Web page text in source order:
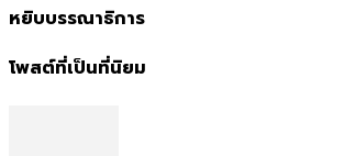
หยิบบรรณาธิการ
โพสต์ที่เป็นที่นิยม